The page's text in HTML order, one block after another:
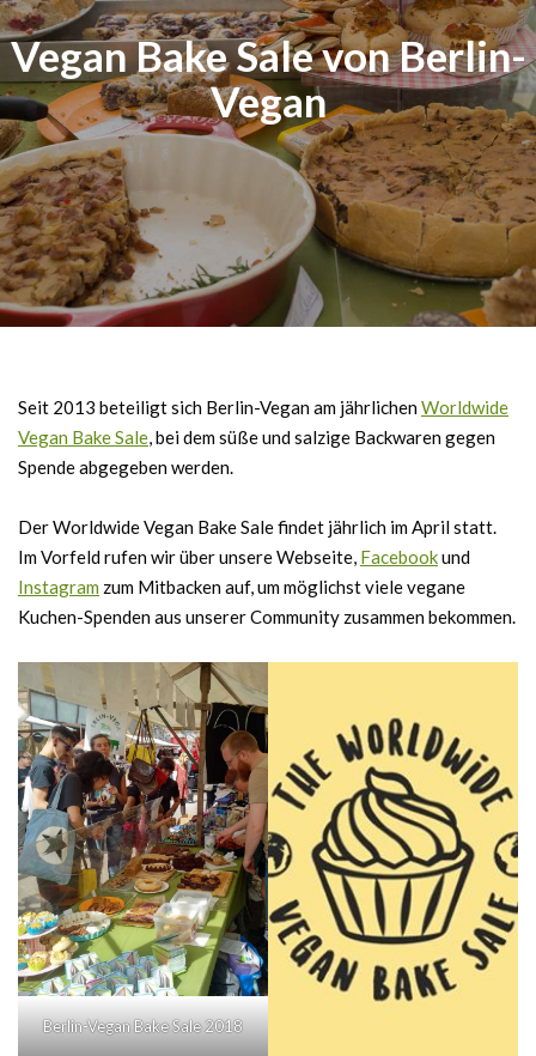
Vegan Bake Sale von Berlin-
Vegan
Seit 2013 beteiligt sich Berlin-Vegan am jährlichenWorldwide
Vegan Bake Sale, bei dem süße und salzige Backwaren gegen
Spende abgegeben werden.
Der Worldwide Vegan Bake Sale findet jährlich im April statt.
Im Vorfeld rufen wir über unsere Webseite, Facebookund
Instagram zum Mitbacken auf, um möglichst viele vegane
Kuchen-Spenden aus unserer Community zusammen bekommen.
Berlin-Vegan Bake Sale 2018